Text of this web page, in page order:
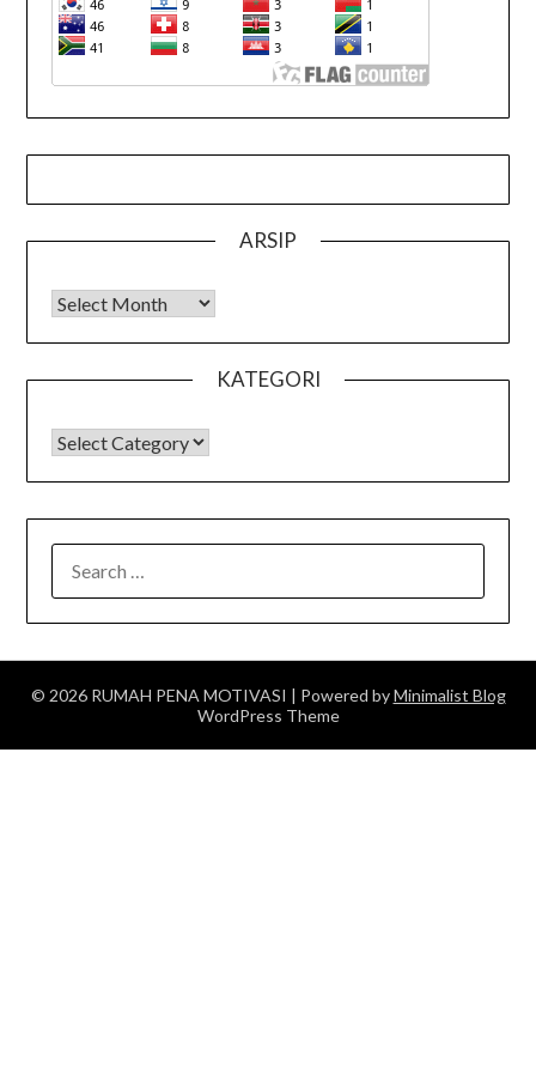
ARSIP
Arsip
KATEGORI
KATEGORI
FOR:
© 2026 RUMAH PENA MOTIVASI | Powered byMinimalist Blog
WordPress Theme